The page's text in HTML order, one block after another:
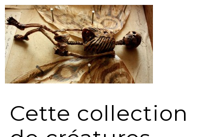
Cette collection